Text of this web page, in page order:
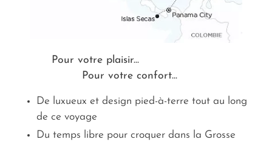
Pour votre plaisir...
Pour votre confort...
De luxueux et design pied-à-terre tout au long
de ce voyage
Du temps libre pour croquer dans la Grosse